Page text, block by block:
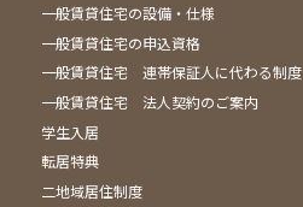
一般賃貸住宅の設備・仕様
一般賃貸住宅の申込資格
一般賃貸住宅 連帯保証人に代わる制度
一般賃貸住宅 法人契約のご案内
学生入居
転居特典
二地域居住制度